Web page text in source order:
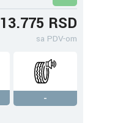
13.775 RSD
sa PDV-om
-